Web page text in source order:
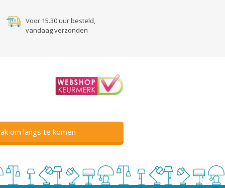
Voor 15.30 uur besteld,
vandaag verzonden
om langs te komen